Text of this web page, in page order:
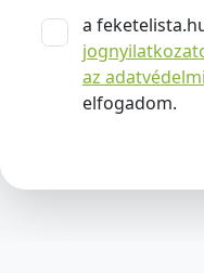
a
az
elfogadom.